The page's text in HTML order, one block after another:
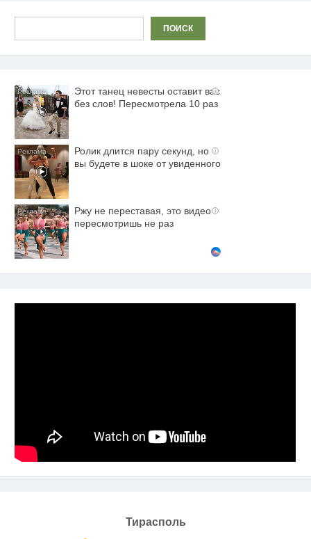
ПОИСК
i
Этот танец невесты оставит вас
без слов! Пересмотрела 10 раз
i
Ролик длится пару секунд, но
вы будете в шоке от увиденного
i
Ржу не переставая, это видео
пересмотришь не раз
Тирасполь